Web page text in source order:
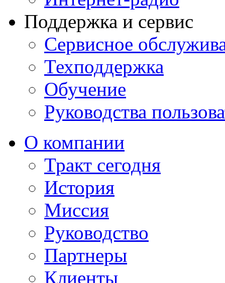
Поддержка и сервис
Сервисное
Техподдержка
Обучение
Руководства
О компании
Тракт сегодня
История
Миссия
Руководство
Партнеры
Клиенты